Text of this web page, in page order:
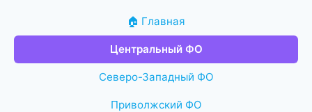
🏠 Главная
Центральный ФО
Северо-Западный ФО
Приволжский ФО